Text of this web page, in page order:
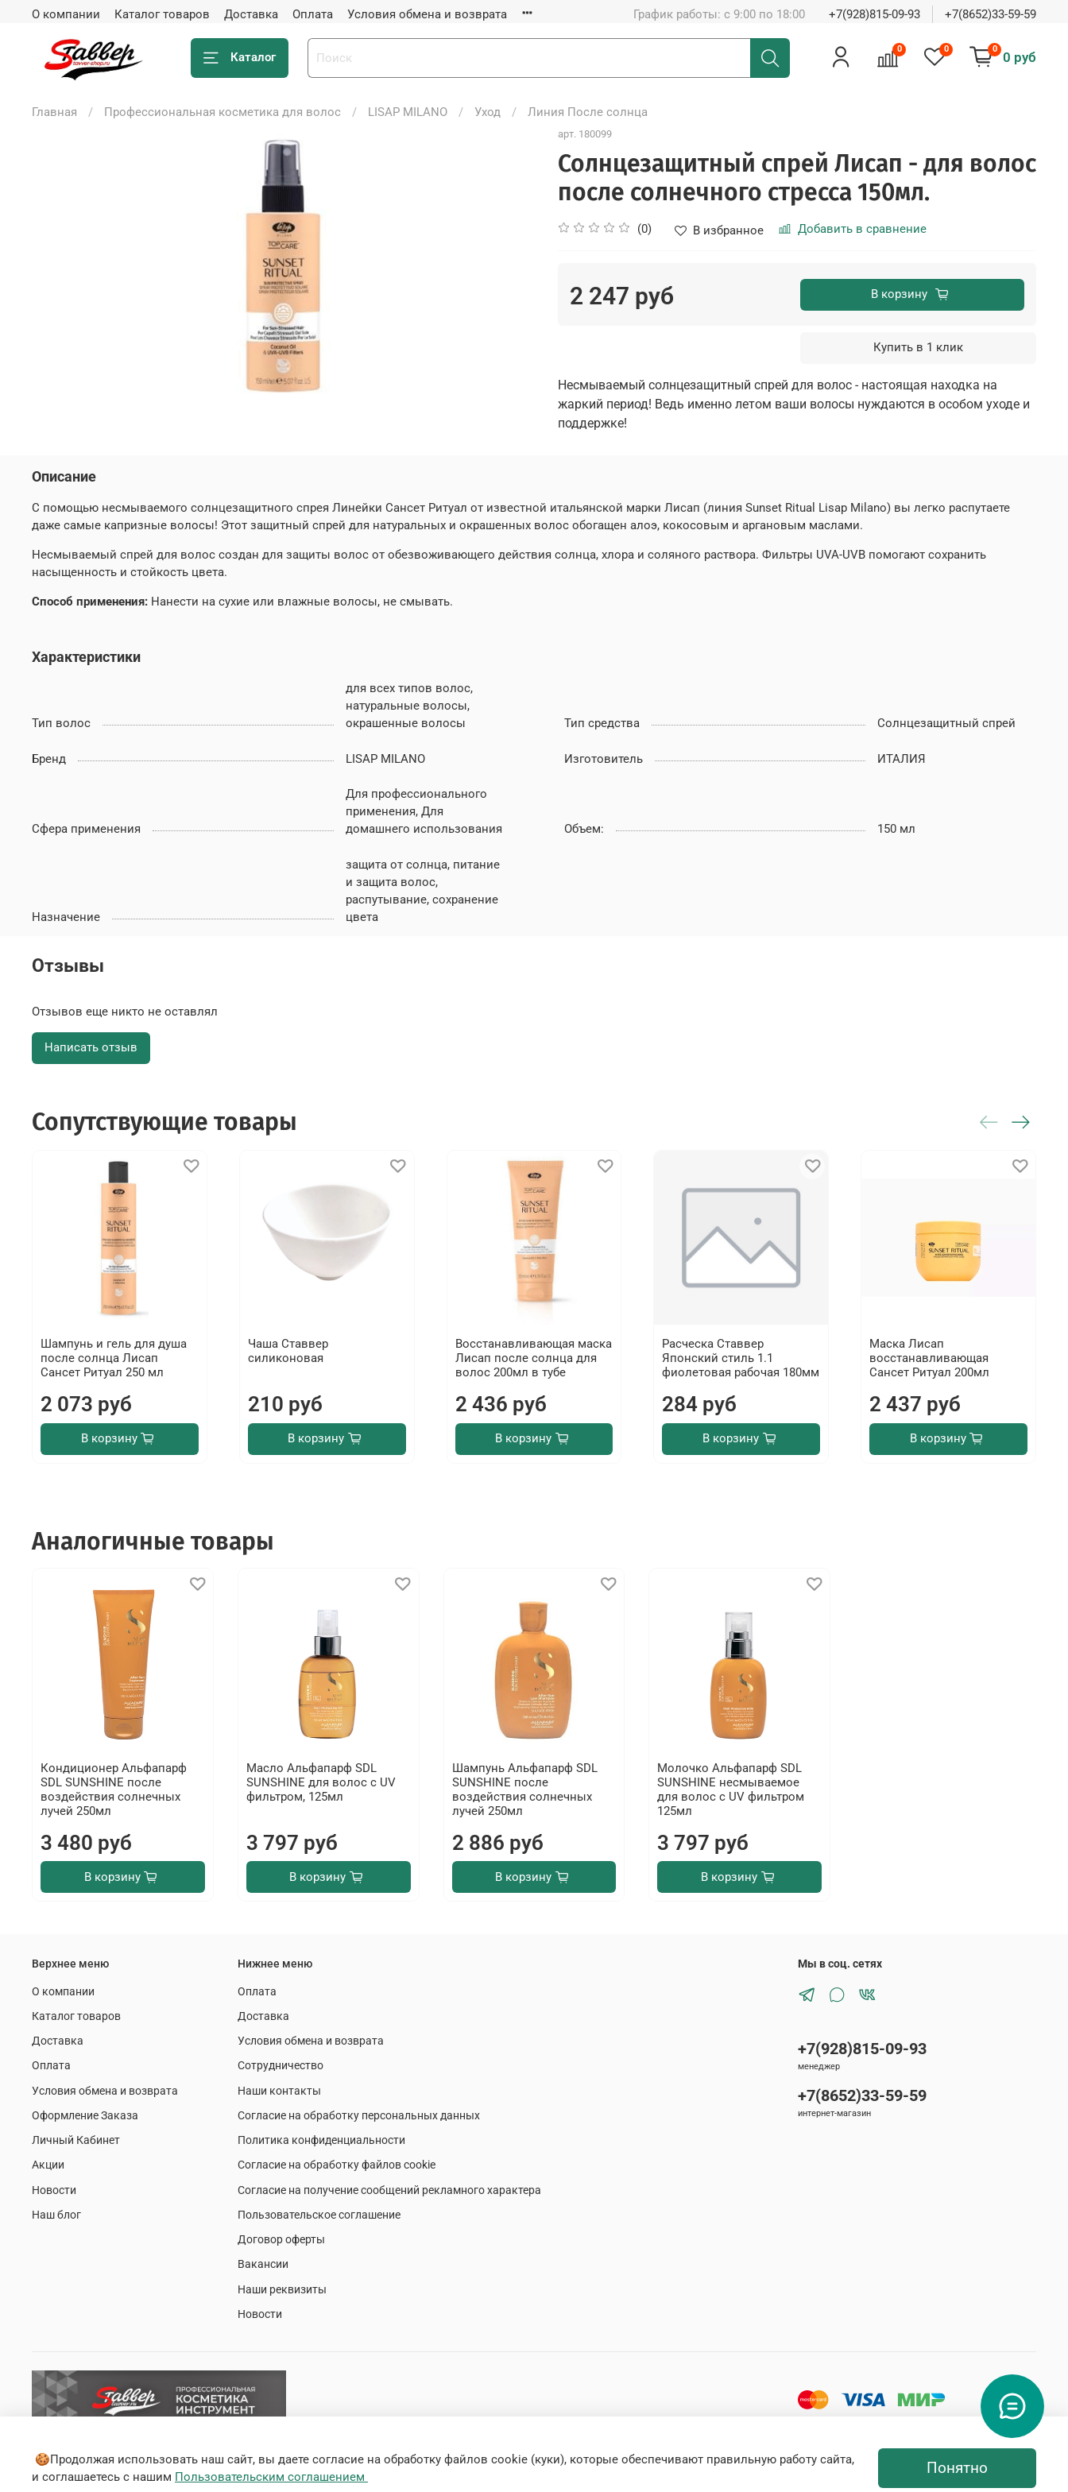
О компании Каталог товаров Доставка Оплата Условия обмена и возврата График работы: с 9:00 по 18:00 +7(928)815-09-93 +7(8652)33-59-59
Каталог
0 0 0
0 руб
Главная Профессиональная косметика для волос LISAP MILANO Уход Линия После солнца
арт. 180099
Солнцезащитный спрей Лисап - для волос
после солнечного стресса 150мл.
(0) В избранное Добавить в сравнение
2 247 руб В корзину
Купить в 1 клик
Несмываемый солнцезащитный спрей для волос - настоящая находка на
жаркий период! Ведь именно летом ваши волосы нуждаются в особом уходе и
поддержке!
Описание
С помощью несмываемого солнцезащитного спрея Линейки Сансет Ритуал от известной итальянской марки Лисап (линия Sunset Ritual Lisap Milano) вы легко распутаете
даже самые капризные волосы! Этот защитный спрей для натуральных и окрашенных волос обогащен алоэ, кокосовым и аргановым маслами.
Несмываемый спрей для волос создан для защиты волос от обезвоживающего действия солнца, хлора и соляного раствора. Фильтры UVA-UVB помогают сохранить
насыщенность и стойкость цвета.
Способ применения: Нанести на сухие или влажные волосы, не смывать.
Характеристики
Тип волос
для всех типов волос,
натуральные волосы,
окрашенные волосы
Тип средства Солнцезащитный спрей
Бренд LISAP MILANO Изготовитель ИТАЛИЯ
Сфера применения
Для профессионального
применения, Для
домашнего использования
Объем: 150 мл
Назначение
защита от солнца, питание
и защита волос,
распутывание, сохранение
цвета
Отзывы
Отзывов еще никто не оставлял
Написать отзыв
Сопутствующие товары
Шампунь и гель для душа
после солнца Лисап
Сансет Ритуал 250 мл
2 073 руб
В корзину
Чаша Ставвер
силиконовая
210 руб
В корзину
Восстанавливающая маска
Лисап после солнца для
волос 200мл в тубе
2 436 руб
В корзину
Расческа Ставвер
Японский стиль 1.1
фиолетовая рабочая 180мм
284 руб
В корзину
Маска Лисап
восстанавливающая
Сансет Ритуал 200мл
2 437 руб
В корзину
Аналогичные товары
Кондиционер Альфапарф
SDL SUNSHINE после
воздействия солнечных
лучей 250мл
3 480 руб
В корзину
Масло Альфапарф SDL
SUNSHINE для волос с UV
фильтром, 125мл
3 797 руб
В корзину
Шампунь Альфапарф SDL
SUNSHINE после
воздействия солнечных
лучей 250мл
2 886 руб
В корзину
Молочко Альфапарф SDL
SUNSHINE несмываемое
для волос с UV фильтром
125мл
3 797 руб
В корзину
Верхнее меню
О компании
Каталог товаров
Доставка
Оплата
Условия обмена и возврата
Оформление Заказа
Личный Кабинет
Акции
Новости
Наш блог
Нижнее меню
Оплата
Доставка
Условия обмена и возврата
Сотрудничество
Наши контакты
Согласие на обработку персональных данных
Политика конфиденциальности
Согласие на обработку файлов cookie
Согласие на получение сообщений рекламного характера
Пользовательское соглашение
Договор оферты
Вакансии
Наши реквизиты
Новости
Мы в соц. сетях
+7(928)815-09-93
менеджер
+7(8652)33-59-59
интернет-магазин
© 2020 Любое использование контента без письменного разрешения запрещено
🍪Продолжая использовать наш сайт, вы даете согласие на обработку файлов cookie (куки), которые обеспечивают правильную работу сайта,
и соглашаетесь с нашим Пользовательским соглашением Понятно